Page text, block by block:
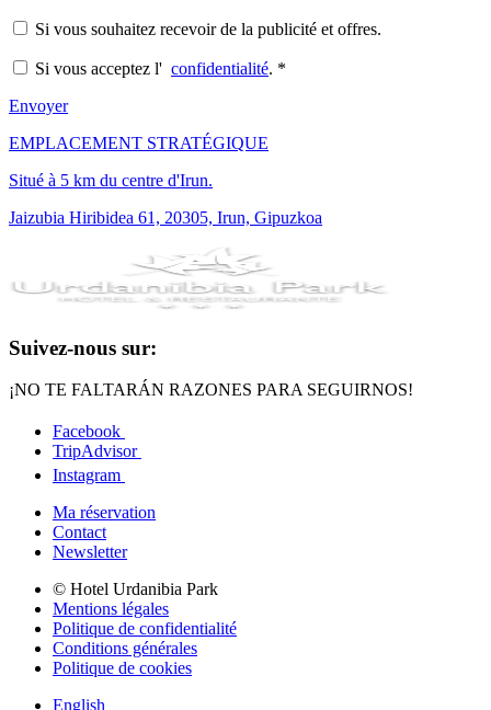
Si vous souhaitez recevoir de la publicité et offres.
Si vous acceptez l' confidentialité. *
Envoyer
EMPLACEMENT STRATÉGIQUE
Situé à 5 km du centre d'Irun.
Jaizubia Hiribidea 61, 20305, Irun, Gipuzkoa
Suivez-nous sur:
¡NO TE FALTARÁN RAZONES PARA SEGUIRNOS!
Facebook
TripAdvisor
Instagram
Ma réservation
Contact
Newsletter
© Hotel Urdanibia Park
Mentions légales
Politique de confidentialité
Conditions générales
Politique de cookies
English